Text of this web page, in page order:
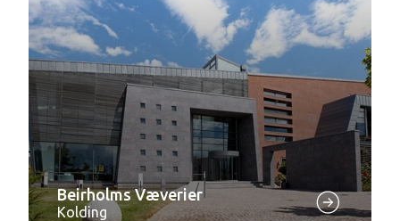
Beirholms Væverier
Kolding